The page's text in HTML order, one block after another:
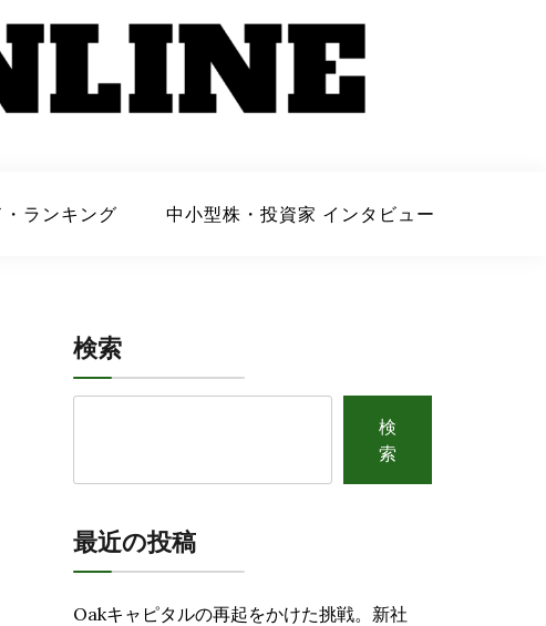
ランキング 中小型株・投資家 インタビュー
検索
検
索
最近の投稿
Oakキャピタルの再起をかけた挑戦。新社